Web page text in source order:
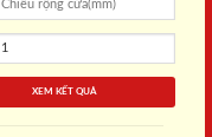
XEM KẾT QUẢ